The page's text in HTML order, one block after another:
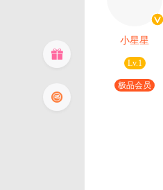
小星星
Lv.1
极品会员